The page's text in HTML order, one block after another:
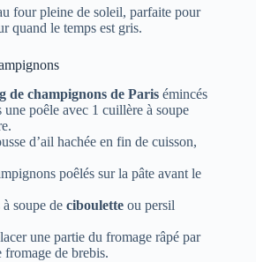
four pleine de soleil, parfaite pour
quand le temps est gris.
de champignons de Paris émincés
une poêle avec 1 cuillère à soupe
d’ail hachée en fin de cuisson,
poêlés sur la pâte avant le
soupe de ciboulette ou persil
une partie du fromage râpé par
fromage de brebis.